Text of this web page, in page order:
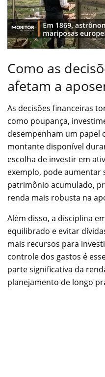
Como as
afetam a
As decisões financeiras
como poupança,
desempenham um papel
montante disponível
escolha de investir em
exemplo, pode aumentar
patrimônio acumulado,
renda mais robusta na
Além disso, a disciplina
equilibrado e evitar
mais recursos para
controle dos gastos é
parte significativa da
planejamento de longo